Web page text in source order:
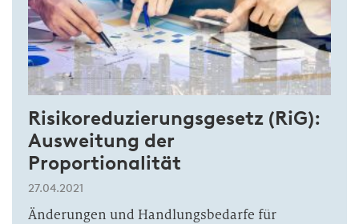
Risikoreduzierungsgesetz (RiG):
Ausweitung der
Proportionalität
27.04.2021
Änderungen und Handlungsbedarfe für